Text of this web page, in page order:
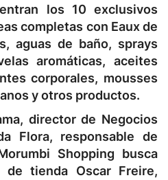
los 10 exclusivos
completas con Eaux de
aguas de baño, sprays
aromáticas, aceites
corporales, mousses
y otros productos.
director de Negocios
Flora, responsable de
Shopping busca
tienda Oscar Freire,